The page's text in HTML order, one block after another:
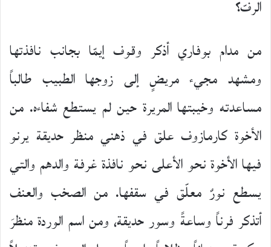
الرفّ؟
من مدام بوفاري أذكر وقوف إيمّا بجانب نافذتها
ومشهد مجيء مريضٍ إلى زوجها الطبيب طالباً
مساعدته وخيبتها المريرة حين لم يستطع شفاءه. من
الأخوة كارمازوف علق في ذهني منظر حديقة يرنو
فيها الأخوة نحو الأعلى نحو نافذة غرفة والدهم والتي
يسطع نورٌ معلّق في سقفها. من الصخب والعنف
أتذكر فرناً وساعةً وسور حديقة، ومن اسم الوردة منظرَ